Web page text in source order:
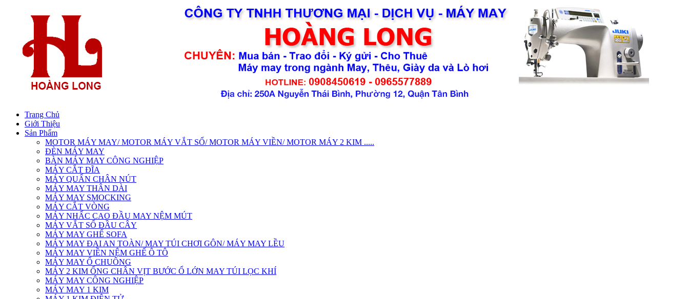
Trang Chủ
Giới Thiệu
Sản Phẩm
MOTOR MÁY MAY/ MOTOR MÁY VẮT SỔ/ MOTOR MÁY VIỀN/ MOTOR MÁY 2 KIM .....
ĐÈN MÁY MAY
BÀN MÁY MAY CÔNG NGHIỆP
MÁY CẮT ĐĨA
MÁY QUẤN CHÂN NÚT
MÁY MAY THÂN DÀI
MÁY MAY SMOCKING
MÁY CẮT VÒNG
MÁY NHẤC CAO ĐẦU MAY NỆM MÚT
MÁY VẮT SỔ ĐẦU CÂY
MÁY MAY GHẾ SOFA
MÁY MAY ĐAI AN TOÀN/ MAY TÚI CHƠI GÔN/ MÁY MAY LỀU
MÁY MAY VIỀN NỆM GHẾ Ô TÔ
MÁY MAY Ổ CHUÔNG
MÁY 2 KIM ỐNG CHÂN VỊT BƯỚC Ổ LỚN MAY TÚI LỌC KHÍ
MÁY MAY CÔNG NGHIỆP
MÁY MAY 1 KIM